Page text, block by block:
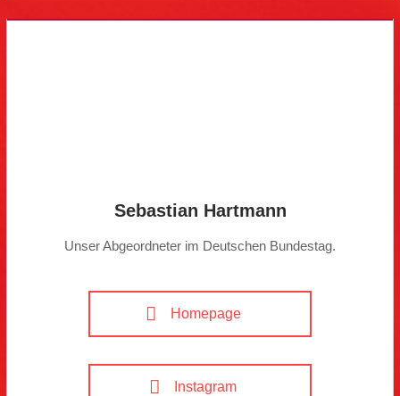
Sebastian Hartmann
Unser Abgeordneter im Deutschen Bundestag.
Homepage
Instagram